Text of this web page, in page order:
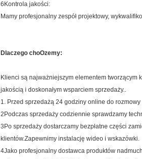
6Kontrola jakości:
Mamy profesjonalny zespół projektowy,
Dlaczego choOzemy:
Klienci są najważniejszym elementem tworzącym
jakością i doskonałym wsparciem sprzedaży..
1. Przed sprzedażą 24 godziny online do
2Podczas sprzedaży codziennie sprawdzamy
3Po sprzedaży dostarczamy bezpłatne części
klientów.Zapewnimy instalację wideo i wskazówki.
4Jako profesjonalny dostawca produktów